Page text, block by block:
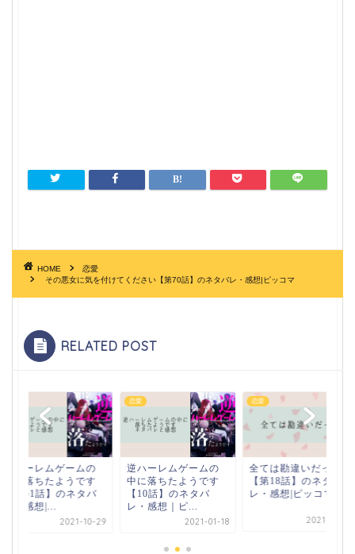
HOME
恋愛
その悪女に気を付けてください【第70話】のネタバレ・感想|ピッコマ
RELATED POST
逆ハーレムゲームの
中に落ちたようです
【第51話】のネタバ
レ・感想|...
2021-10-29
恋愛
逆ハーレムゲームの
中に落ちたようです
【10話】のネタバ
レ・感想｜ピ...
2021-01-18
恋愛
全ては勘違いだった
【第18話】のネタバ
レ・感想|ピッコマ
2021-10-05